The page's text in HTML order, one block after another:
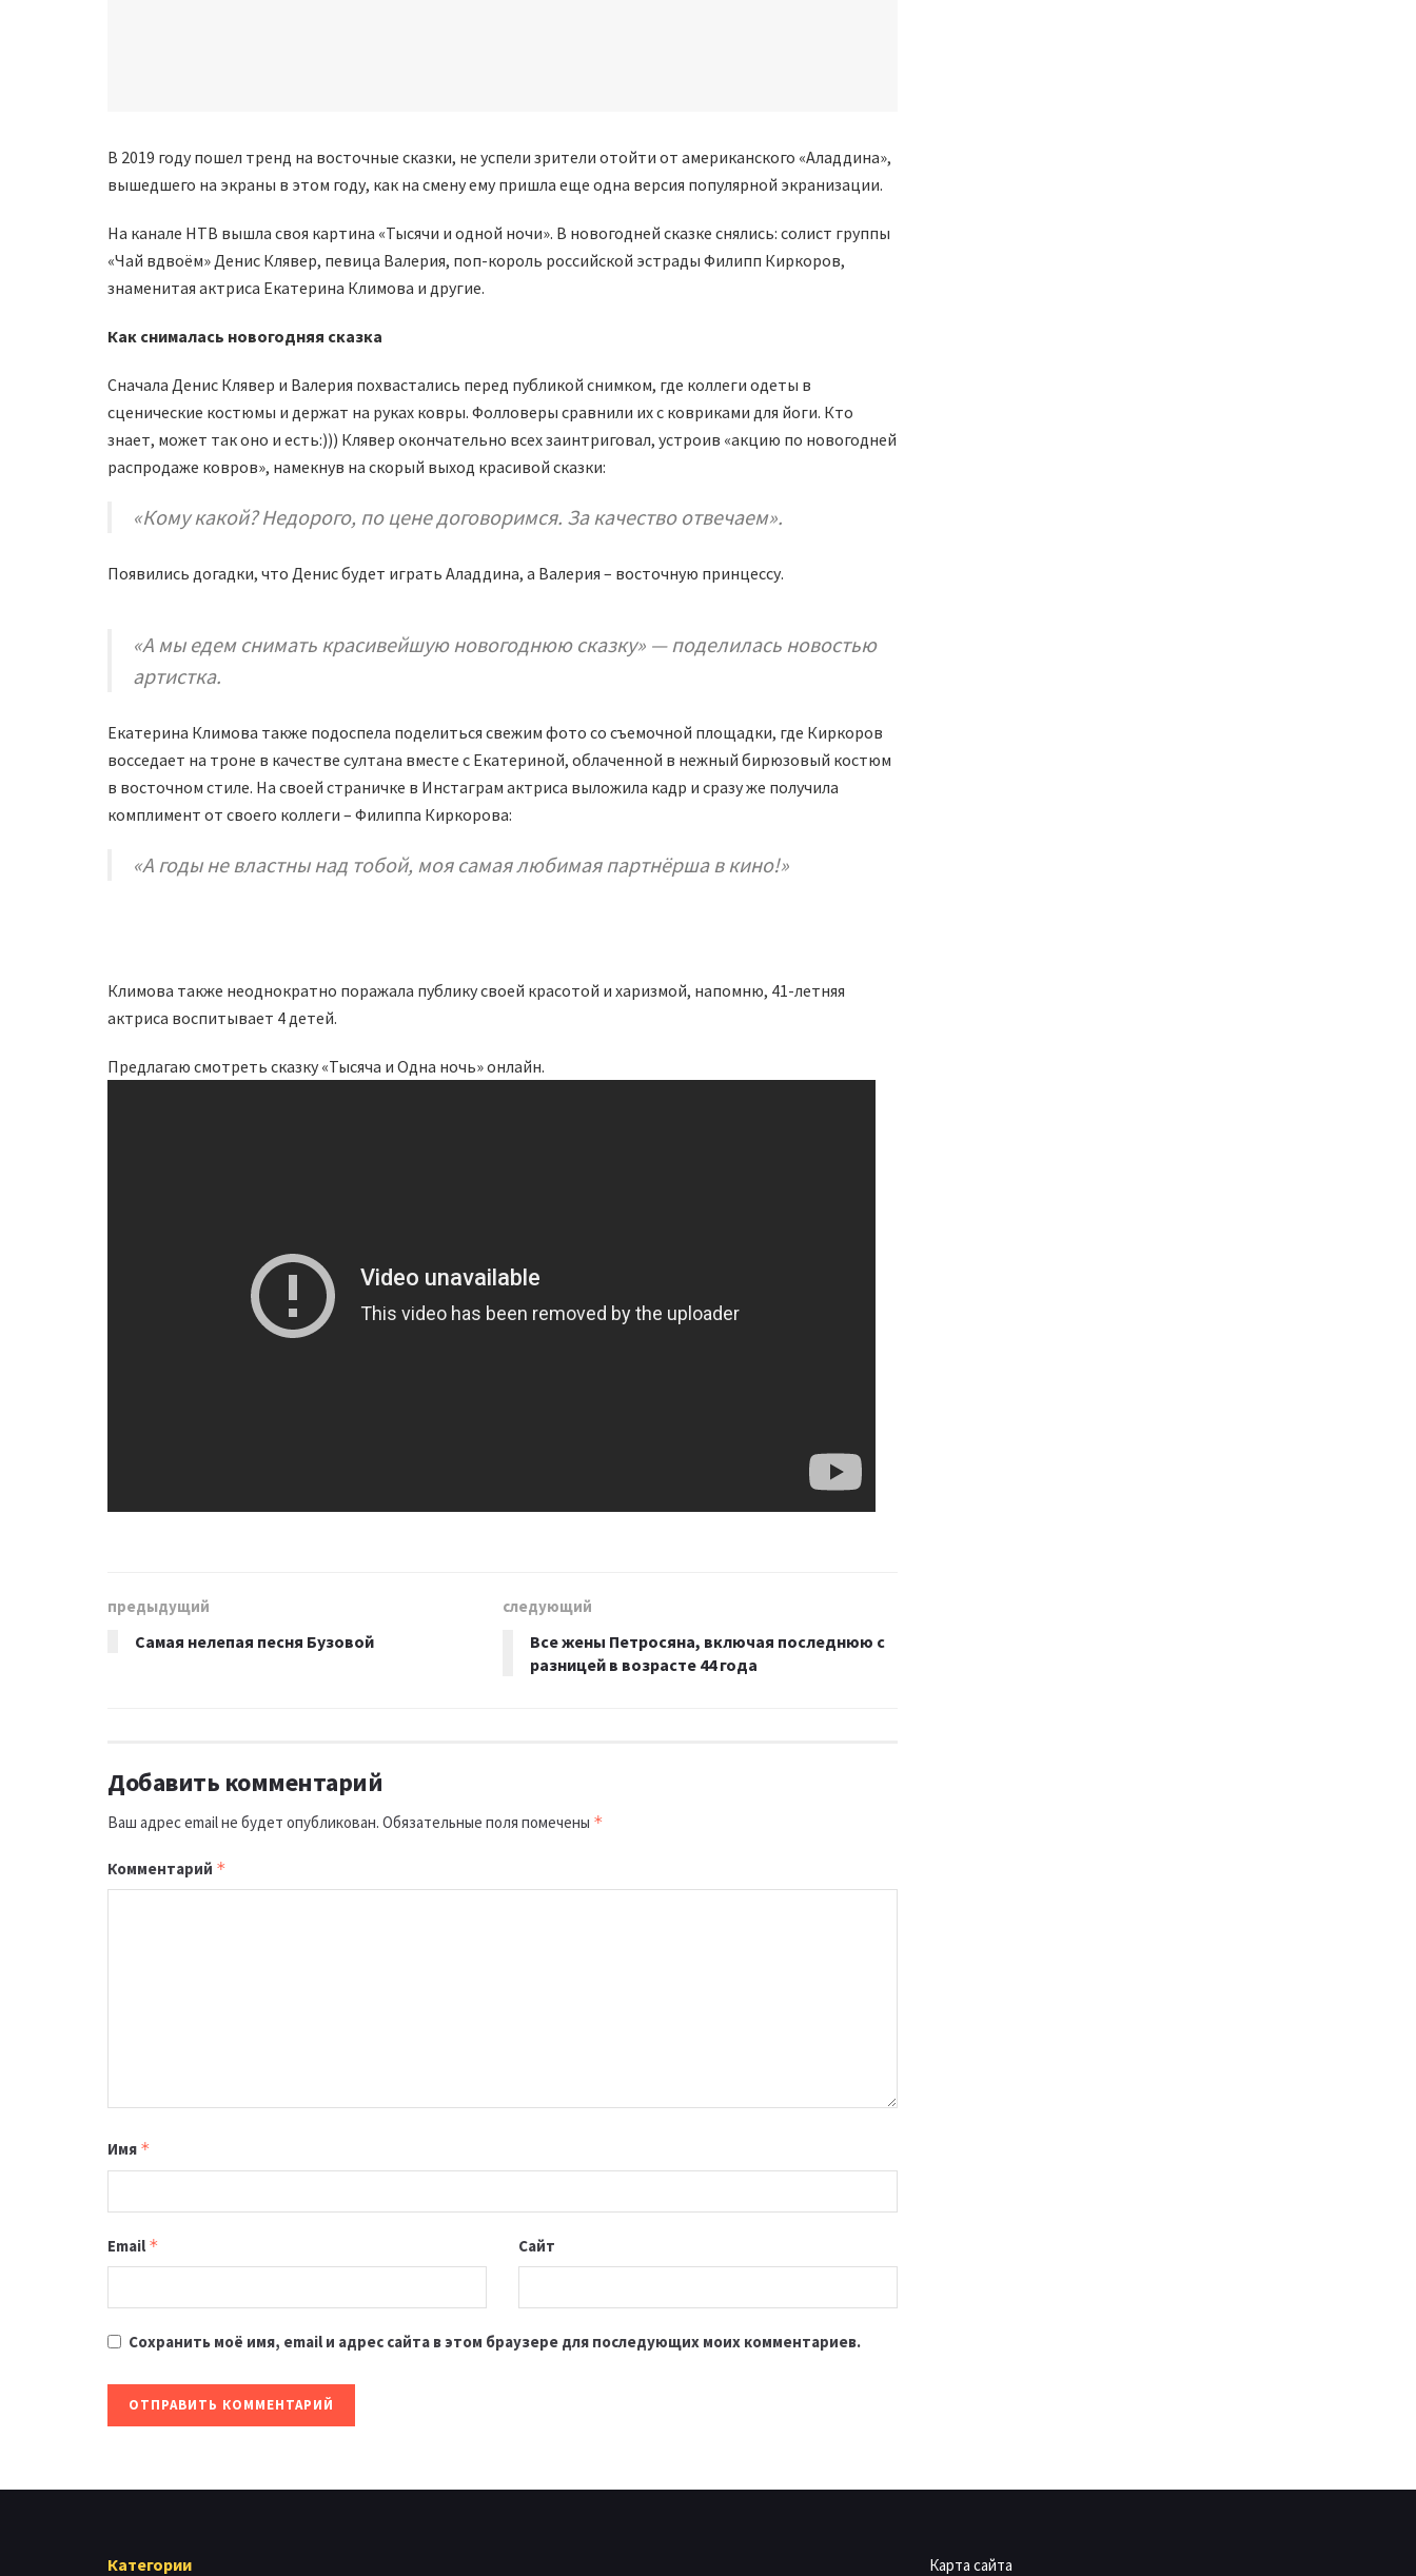
В 2019 году пошел тренд на восточные сказки, не успели зрители отойти от американского «Аладдина»,
вышедшего на экраны в этом году, как на смену ему пришла еще одна версия популярной экранизации.
На канале НТВ вышла своя картина «Тысячи и одной ночи». В новогодней сказке снялись: солист группы
«Чай вдвоём» Денис Клявер, певица Валерия, поп-король российской эстрады Филипп Киркоров,
знаменитая актриса Екатерина Климова и другие.
Как снималась новогодняя сказка
Сначала Денис Клявер и Валерия похвастались перед публикой снимком, где коллеги одеты в
сценические костюмы и держат на руках ковры. Фолловеры сравнили их с ковриками для йоги. Кто
знает, может так оно и есть:))) Клявер окончательно всех заинтриговал, устроив «акцию по новогодней
распродаже ковров», намекнув на скорый выход красивой сказки:
«Кому какой? Недорого, по цене договоримся. За качество отвечаем».
Появились догадки, что Денис будет играть Аладдина, а Валерия – восточную принцессу.
«А мы едем снимать красивейшую новогоднюю сказку» — поделилась новостью
артистка.
Екатерина Климова также подоспела поделиться свежим фото со съемочной площадки, где Киркоров
восседает на троне в качестве султана вместе с Екатериной, облаченной в нежный бирюзовый костюм
в восточном стиле. На своей страничке в Инстаграм актриса выложила кадр и сразу же получила
комплимент от своего коллеги – Филиппа Киркорова:
«А годы не властны над тобой, моя самая любимая партнёрша в кино!»
Климова также неоднократно поражала публику своей красотой и харизмой, напомню, 41-летняя
актриса воспитывает 4 детей.
Предлагаю смотреть сказку «Тысяча и Одна ночь» онлайн.
предыдущий
Самая нелепая песня Бузовой
следующий
Все жены Петросяна, включая последнюю с
разницей в возрасте 44 года
Добавить комментарий
Ваш адрес email не будет опубликован. Обязательные поля помечены *
Комментарий *
Имя *
Email * Сайт
Сохранить моё имя, email и адрес сайта в этом браузере для последующих моих комментариев.
Категории Карта сайта